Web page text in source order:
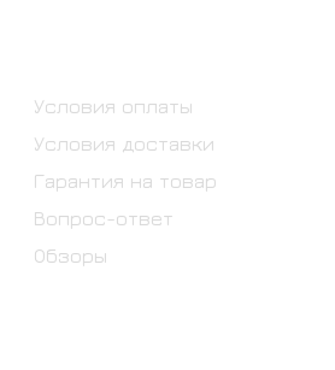
Условия оплаты
Условия доставки
Гарантия на товар
Вопрос-ответ
Обзоры